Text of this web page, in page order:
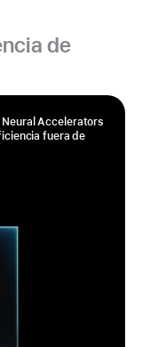
de
Accelerators
fuera de